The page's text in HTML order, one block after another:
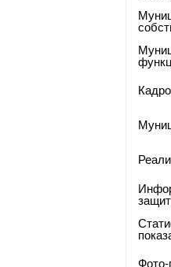
Фото-